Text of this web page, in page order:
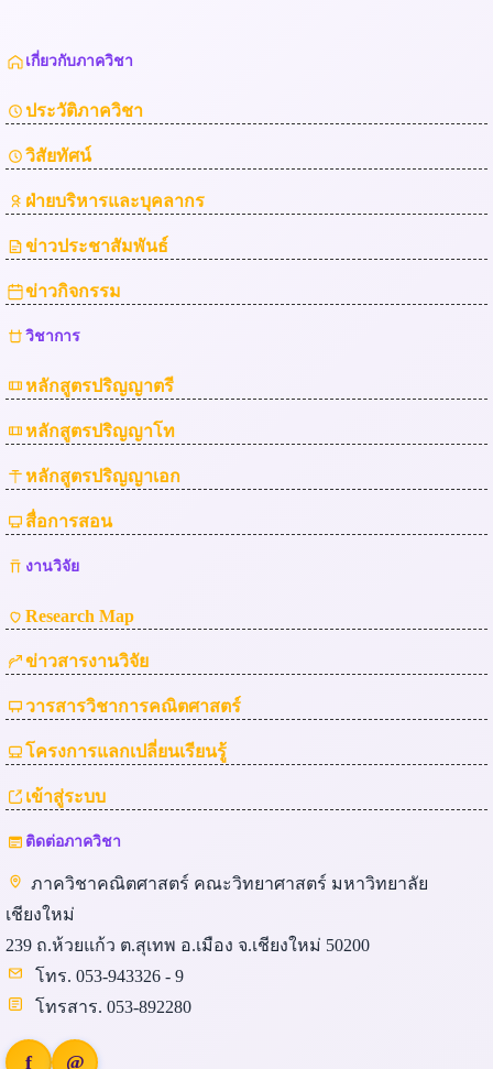
เกี่ยวกับภาควิชา
ประวัติภาควิชา
วิสัยทัศน์
ฝ่ายบริหารและบุคลากร
ข่าวประชาสัมพันธ์
ข่าวกิจกรรม
วิชาการ
หลักสูตรปริญญาตรี
หลักสูตรปริญญาโท
หลักสูตรปริญญาเอก
สื่อการสอน
งานวิจัย
Research Map
ข่าวสารงานวิจัย
วารสารวิชาการคณิตศาสตร์
โครงการแลกเปลี่ยนเรียนรู้
เข้าสู่ระบบ
ติดต่อภาควิชา
ภาควิชาคณิตศาสตร์ คณะวิทยาศาสตร์ มหาวิทยาลัย
เชียงใหม่
239 ถ.ห้วยแก้ว ต.สุเทพ อ.เมือง จ.เชียงใหม่ 50200
โทร. 053-943326 - 9
โทรสาร. 053-892280
f @